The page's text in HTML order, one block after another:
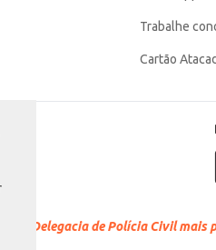
Trabalhe
Cartão
a Delegacia de Polícia Civil